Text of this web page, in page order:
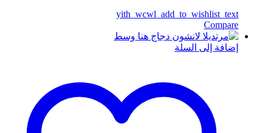
yith_wcwl_add_to_wishlist_text
Compare
إضافة إلى السلة